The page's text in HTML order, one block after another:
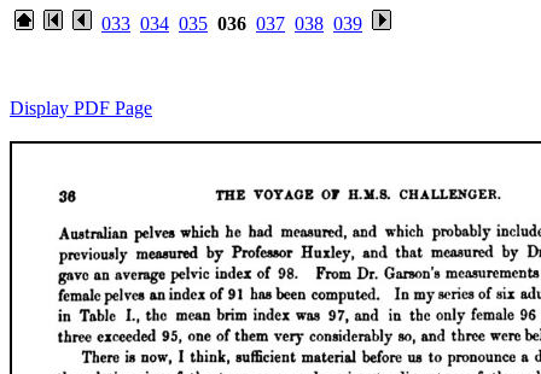
033 034 035 036 037 038 039
Display PDF Page